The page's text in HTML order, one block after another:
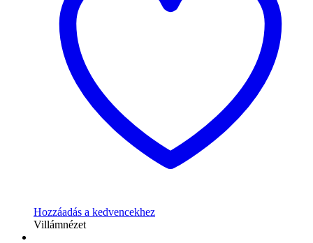
Hozzáadás a kedvencekhez
Villámnézet